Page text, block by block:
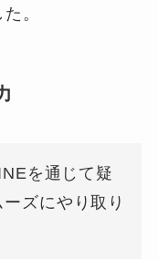
。
を通じて疑
ズにやり取り